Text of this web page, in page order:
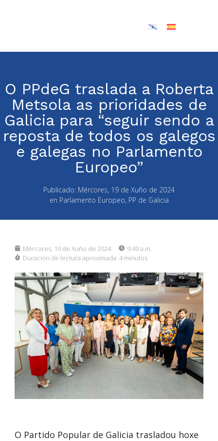
O PPdeG traslada a Roberta
Metsola as prioridades de
Galicia para “seguir sendo a
reposta de todos os galegos
e galegas no Parlamento
Europeo”
Publicado: Mércores, 19 de Xuño de 2024
en Parlamento Europeo, PP de Galicia
Mércores, 19 de Xuño de 2024
9:49 a.m.
Duración de lectura aproximada: 4 minutos
O Partido Popular de Galicia trasladou hoxe